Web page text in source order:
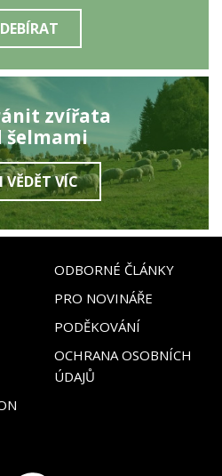
zvířata
šelmami
VĚDĚT VÍC
ODBORNÉ ČLÁNKY
PRO NOVINÁŘE
PODĚKOVÁNÍ
OCHRANA OSOBNÍCH
ÚDAJŮ